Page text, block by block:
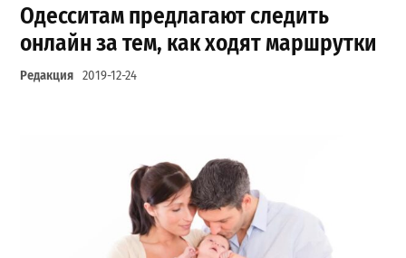
Одесситам предлагают следить
онлайн за тем, как ходят маршрутки
Редакция 2019-12-24